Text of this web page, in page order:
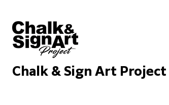
Chalk & Sign Art Project |